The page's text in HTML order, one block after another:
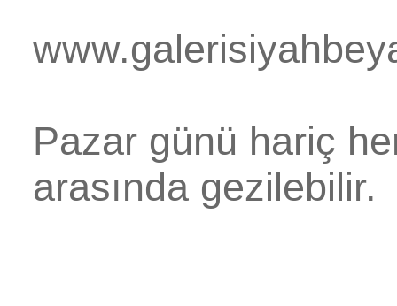
Pazar günü hariç
arasında gezilebilir.